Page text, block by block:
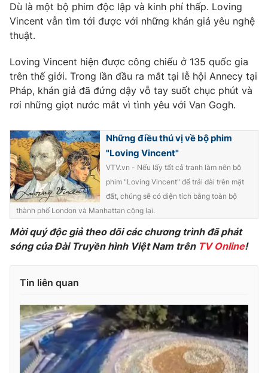
VTV4 Vươn mình bằng AI
VTV9 VTV8
Liên hệ tòa soạn English
THỜI BÁO VTV
Theo dõi báo trên
Cơ quan chủ quản:
Đài Truyền hình Việt Nam
Giấy phép hoạt động báo in và báo điện tử số 483/GP-BTTTT
Tổng Biên tập:Vũ Thanh Thủy
Phó Tổng Biên tập: Nguyễn Thị Mỹ Hạnh, Phạm Quốc Thắng,
Nguyễn Trọng Ninh
Tổng đài VTV:024.38 355 931 - 024.38 355 932
Dù là một bộ phim độc lập và kinh phí thấp. Loving
Vincent vẫn tìm tới được với những khán giả yêu nghệ
thuật.
Loving Vincent hiện được công chiếu ở 135 quốc gia
trên thế giới. Trong lần đầu ra mắt tại lễ hội Annecy tại
Pháp, khán giả đã đứng dậy vỗ tay suốt chục phút và
rơi những giọt nước mắt vì tình yêu với Van Gogh.
Những điều thú vị về bộ phim
"Loving Vincent"
VTV.vn - Nếu lấy tất cả tranh làm nên bộ
phim "Loving Vincent" để trải dài trên mặt
đất, chúng sẽ có diện tích bằng toàn bộ
thành phố London và Manhattan cộng lại.
Mời quý độc giả theo dõi các chương trình đã phát
sóng của Đài Truyền hình Việt Nam trên TV Online!
Tin liên quan